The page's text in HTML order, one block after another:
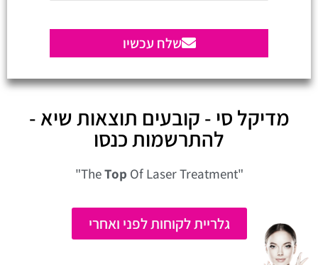
שלח עכשיו
מדיקל סי - קובעים תוצאות שיא -
להתרשמות כנסו
"The
TopOf Laser Treatment"
גלריית לקוחות לפני ואחרי